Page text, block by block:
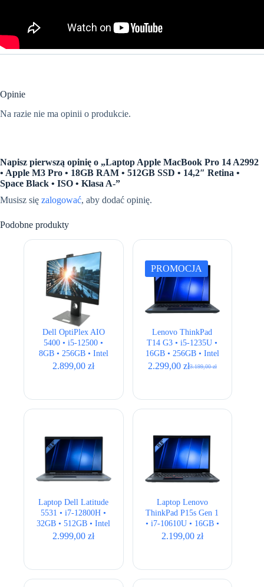
Opinie
Na razie nie ma opinii o produkcie.
Napisz pierwszą opinię o „Laptop Apple MacBook Pro 14 A2992
• Apple M3 Pro • 18GB RAM • 512GB SSD • 14,2″ Retina •
Space Black • ISO • Klasa A-”
Musisz się zalogować, aby dodać opinię.
Podobne produkty
Dell OptiPlex AIO
5400 • i5-12500 •
8GB • 256GB • Intel
UHD 770 • 23,8″ Full
2.899,00zł
PROMOCJA
Lenovo ThinkPad
T14 G3 • i5-1235U •
16GB • 256GB • Intel
UHD Graphics • 14″
3.199,00zł
Pierwotna
3.199,00 zł.
2.299,00 zł
Aktualna
2.299,00 zł.
Laptop Dell Latitude
5531 • i7-12800H •
32GB • 512GB • Intel
UHD Graphics •
2.999,00zł
Laptop Lenovo
ThinkPad P15s Gen 1
• i7-10610U • 16GB •
512GB • Quadro
2.199,00 zł